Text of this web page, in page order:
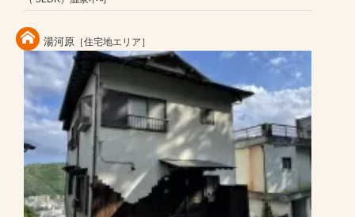
湯河原 ［住宅地エリア］